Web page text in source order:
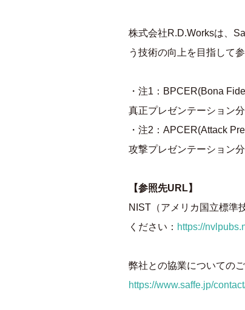
株式会社R.D.Worksは、
う技術の向上を目指して参
・注1：BPCER(Bona
真正プレゼンテーション
・注2：APCER(Attack
攻撃プレゼンテーション
【参照先URL】
NIST（アメリカ国立標準
ください： https://
弊社との協業についての
https://www.saffe.jp/